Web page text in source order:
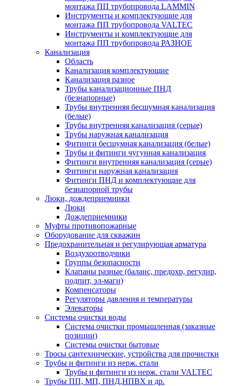
монтажа ПП трубопровода LAMMIN
Инструменты и комплектующие для
монтажа ПП трубопровода VALTEC
Инструменты и комплектующие для
монтажа ПП трубопровода РАЗНОЕ
Канализация
Область
Канализация комплектующие
Канализация разное
Трубы канализационные ПНД
(безнапорные)
Трубы внутренняя бесшумная канализация
(белые)
Трубы внутренняя канализация (серые)
Трубы наружная канализация
Фитинги бесшумная канализация (белые)
Трубы и фитинги чугунная канализация
Фитинги внутренняя канализация (серые)
Фитинги наружная канализация
Фитинги ПНД и комплектующие для
безнапорной трубы
Люки, дождеприемники
Люки
Дождеприемники
Муфты противопожарные
Оборудование для скважин
Предохранительная и регулирующая арматура
Воздухоотводчики
Группы безопасности
Клапаны разные (баланс, предохр, регулир,
подпит, эл-магн)
Компенсаторы
Регуляторы давления и температуры
Элеваторы
Системы очистки воды
Система очистки промышленная (заказные
позиции)
Системы очистки бытовые
Тросы сантехнические, устройства для прочистки
Трубы и фитинги из нерж. стали
Трубы и фитинги из нерж. стали VALTEC
Трубы ПП, МП, ПНД,НПВХ и др.